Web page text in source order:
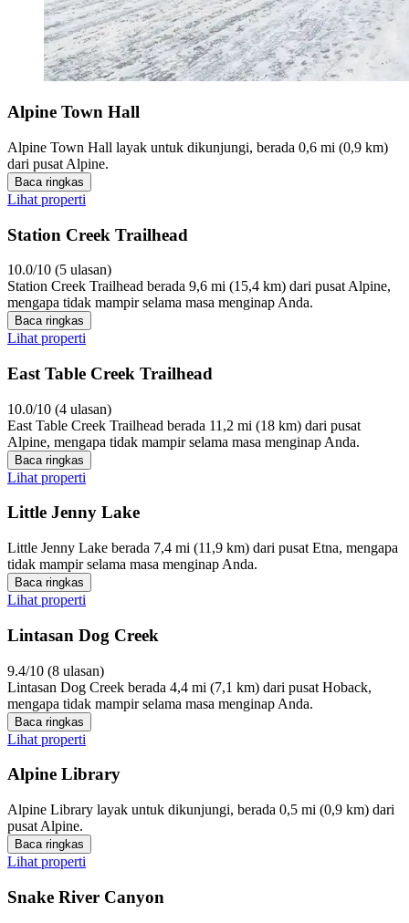
Alpine Town Hall
Alpine Town Hall layak untuk dikunjungi, berada 0,6 mi (0,9 km)
dari pusat Alpine.
Baca ringkas
Lihat properti
Station Creek Trailhead
10.0/10 (5 ulasan)
Station Creek Trailhead berada 9,6 mi (15,4 km) dari pusat Alpine,
mengapa tidak mampir selama masa menginap Anda.
Baca ringkas
Lihat properti
East Table Creek Trailhead
10.0/10 (4 ulasan)
East Table Creek Trailhead berada 11,2 mi (18 km) dari pusat
Alpine, mengapa tidak mampir selama masa menginap Anda.
Baca ringkas
Lihat properti
Little Jenny Lake
Little Jenny Lake berada 7,4 mi (11,9 km) dari pusat Etna, mengapa
tidak mampir selama masa menginap Anda.
Baca ringkas
Lihat properti
Lintasan Dog Creek
9.4/10 (8 ulasan)
Lintasan Dog Creek berada 4,4 mi (7,1 km) dari pusat Hoback,
mengapa tidak mampir selama masa menginap Anda.
Baca ringkas
Lihat properti
Alpine Library
Alpine Library layak untuk dikunjungi, berada 0,5 mi (0,9 km) dari
pusat Alpine.
Baca ringkas
Lihat properti
Snake River Canyon